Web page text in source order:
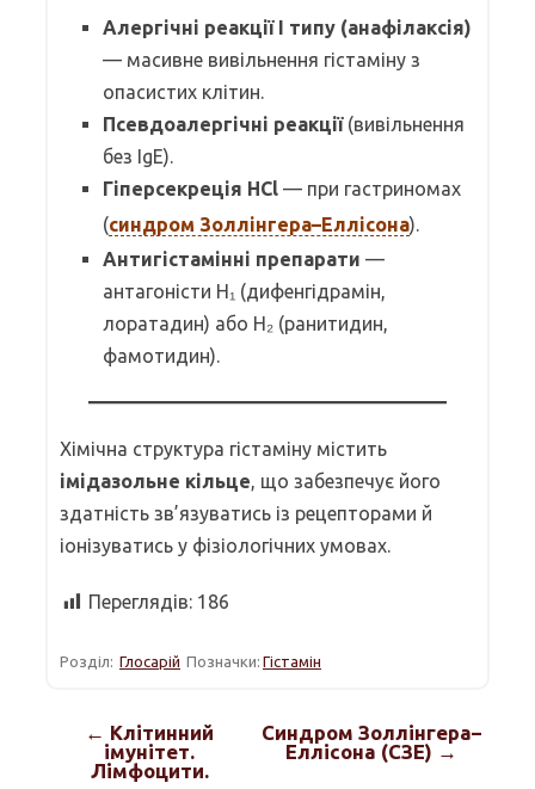
Алергічні реакції I типу (анафілаксія)
— масивне вивільнення гістаміну з
опасистих клітин.
Псевдоалергічні реакції(вивільнення
без IgE).
Гіперсекреція HCl — при гастриномах
(синдром Золлінгера–Еллісона).
Антигістамінні препарати —
антагоністи H₁ (дифенгідрамін,
лоратадин) або H₂ (ранитидин,
фамотидин).
Хімічна структура гістаміну містить
імідазольне кільце, що забезпечує його
здатність зв’язуватись із рецепторами й
іонізуватись у фізіологічних умовах.
Переглядів: 186
Розділ: Глосарій Позначки: Гістамін
← Клітинний
імунітет.
Лімфоцити.
Синдром Золлінгера–
Еллісона (СЗЕ) →